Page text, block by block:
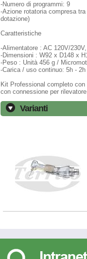
-Numero di programmi: 9
-Azione rotatoria compresa
dotazione)
Caratteristiche
-Alimentatore : AC 120V/
-Dimensioni : W92 x D148 x
-Peso : Unità 456 g /
-Carica / uso continuo: 5h -
Kit Professional completo
con connessione per
Varianti